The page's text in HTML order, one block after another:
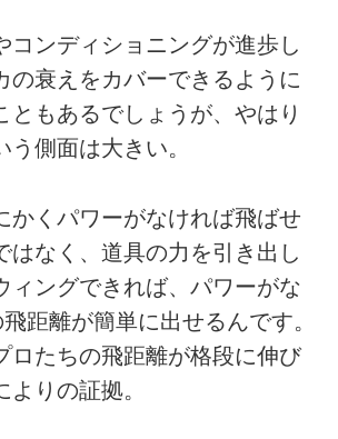
コンディショニングが進歩し
の衰えをカバーできるように
ともあるでしょうが、やはり
側面は大きい。
かくパワーがなければ飛ばせ
はなく、道具の力を引き出し
ィングできれば、パワーがな
距離が簡単に出せるんです。
ロたちの飛距離が格段に伸び
りの証拠。